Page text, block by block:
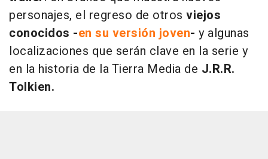
personajes, el regreso de otros viejos
conocidos -en su versión joven- y algunas
localizaciones que serán clave en la serie y
en la historia de la Tierra Media de J.R.R.
Tolkien.